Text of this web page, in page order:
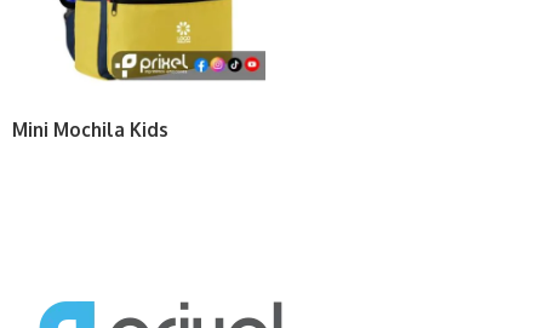
Mini Mochila Kids